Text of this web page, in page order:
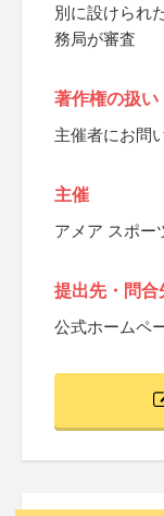
別に設けられ
務局が審査
著作権の扱い
主催者にお問
主催
アメア スポー
提出先・問合
公式ホームペ